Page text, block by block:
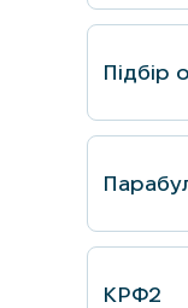
Підбір
КРФ2